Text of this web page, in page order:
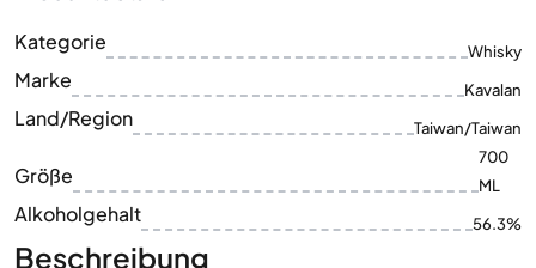
Kategorie Whisky
Marke Kavalan
Land/Region Taiwan/Taiwan
Größe
700
ML
Alkoholgehalt 56.3%
Beschreibung